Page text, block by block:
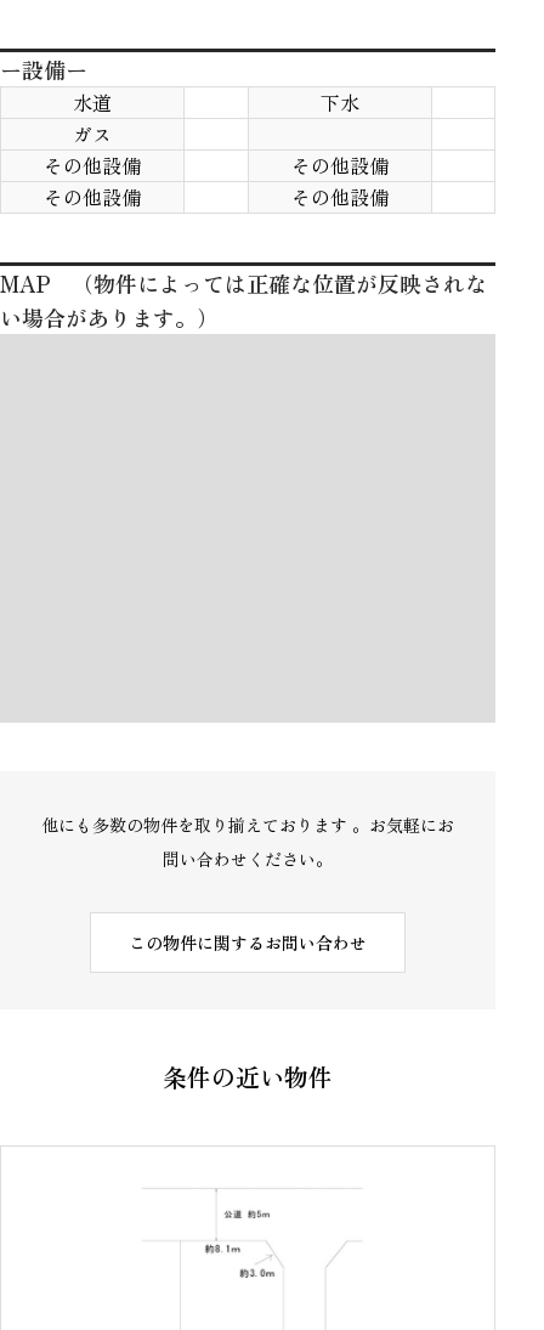
ー設備ー
水道
下水
ガス
その他設備
その他設備
その他設備
その他設備
MAP （物件によっては正確な位置が反映されな
い場合があります。）
他にも多数の物件を取り揃えております 。お気軽にお
問い合わせください。
この物件に関するお問い合わせ
条件の近い物件